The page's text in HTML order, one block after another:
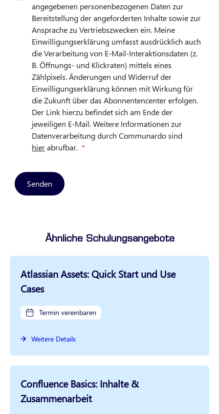
angegebenen personenbezogenen Daten zur
Bereitstellung der angeforderten Inhalte sowie zur
Ansprache zu Vertriebszwecken ein. Meine
Einwilligungserklärung umfasst ausdrücklich auch
die Verarbeitung von E-Mail-Interaktionsdaten (z.
B. Öffnungs- und Klickraten) mittels eines
Zählpixels. Änderungen und Widerruf der
Einwilligungserklärung können mit Wirkung für
die Zukunft über das Abonnentencenter erfolgen.
Der Link hierzu befindet sich am Ende der
jeweiligen E-Mail. Weitere Informationen zur
Datenverarbeitung durch Communardo sind
hierabrufbar.
Senden
Ähnliche Schulungsangebote
Atlassian Assets: Quick Start und Use
Cases
Termin vereinbaren
Weitere Details
Confluence Basics: Inhalte &
Zusammenarbeit